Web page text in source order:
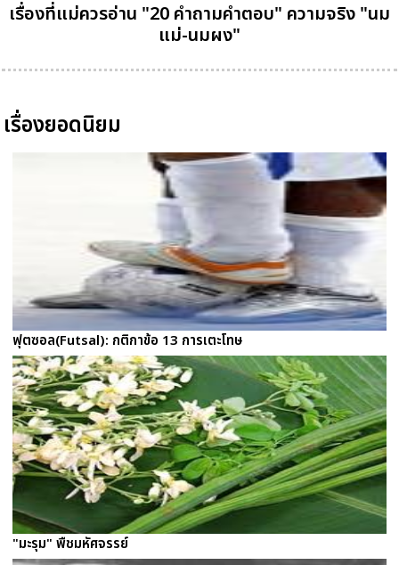
เรื่องที่แม่ควรอ่าน "20 คำถามคำตอบ" ความจริง "นม
แม่-นมผง"
เรื่องยอดนิยม
ฟุตซอล(Futsal): กติกาข้อ 13 การเตะโทษ
"มะรุม" พืชมหัศจรรย์